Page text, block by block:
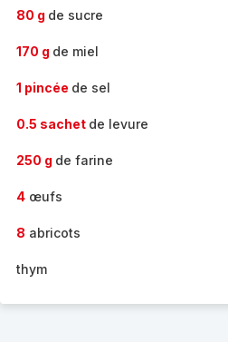
80 g de sucre
170 g de miel
1 pincée de sel
0.5 sachet de levure
250 g de farine
4 œufs
8 abricots
thym